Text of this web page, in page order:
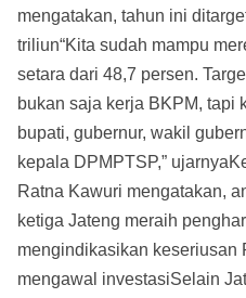
mengatakan, tahun ini
triliun“Kita sudah mampu
setara dari 48,7 persen.
bukan saja kerja BKPM, tapi
bupati, gubernur, wakil
kepala DPMPTSP,”
Ratna Kawuri mengatakan,
ketiga Jateng meraih
mengindikasikan keseriusan
mengawal investasiSelain